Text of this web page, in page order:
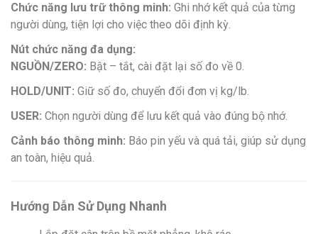
Chức năng lưu trữ thông minh: Ghi nhớ kết quả của từng
người dùng, tiện lợi cho việc theo dõi định kỳ.
Nút chức năng đa dụng:
NGUỒN/ZERO: Bật – tắt, cài đặt lại số đo về 0.
HOLD/UNIT: Giữ số đo, chuyển đổi đơn vị kg/lb.
USER: Chọn người dùng để lưu kết quả vào đúng bộ nhớ.
Cảnh báo thông minh: Báo pin yếu và quá tải, giúp sử dụng
an toàn, hiệu quả.
Hướng Dẫn Sử Dụng Nhanh